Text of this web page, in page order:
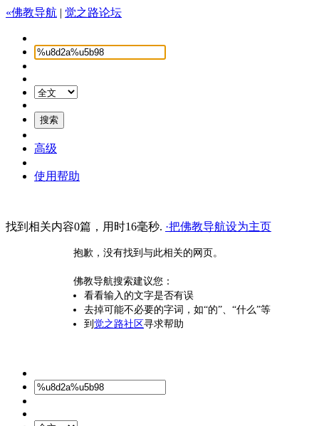
«佛教导航 | 觉之路论坛
高级
使用帮助
找到相关内容0篇，用时16毫秒. ·把佛教导航设为主页
抱歉，没有找到与此相关的网页。
佛教导航搜索建议您：
看看输入的文字是否有误
去掉可能不必要的字词，如“的”、“什么”等
到 觉之路社区寻求帮助